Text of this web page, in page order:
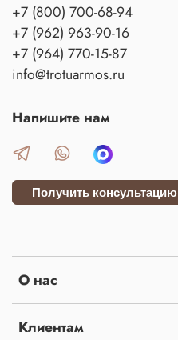
О нас
Клиентам
+7 (800) 700-68-94
+7 (962) 963-90-16
+7 (964) 770-15-87
info@trotuarmos.ru
Напишите нам
Получить консультацию